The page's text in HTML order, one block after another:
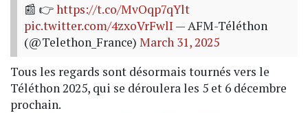
📰 👉https://t.co/MvOqp7qYlt
pic.twitter.com/4zxoVrFwlI — AFM-Téléthon
(@Telethon_France) March 31, 2025
Tous les regards sont désormais tournés vers le
Téléthon 2025, qui se déroulera les 5 et 6 décembre
prochain.